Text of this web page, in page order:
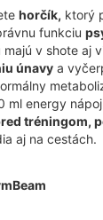
horčík, ktorý
funkciu
majú v shote aj
únavy a
ml energy
tréningom,
aj na cestách.